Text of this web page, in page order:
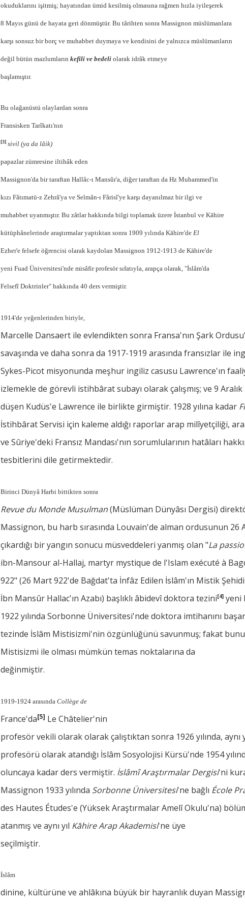
okuduklarını işitmiş; hayatından ümid kesilmiş olmasına rağmen hızla iyileşerek
8 Mayıs günü de hayata geri dönmüştür. Bu târihten sonra Massignon müslümanlara
karşı sonsuz bir borç ve muhabbet duymaya ve kendisini de yalnızca müslümanların
değil bütün mazlumların kefili ve bedeli olarak idrâk etmeye
başlamıştır.
Bu olağanüstü olaylardan sonra
Fransisken Tarîkatı'nın
[3] sivil (ya da lâik)
papazlar zümresine iltihâk eden
Massignon'da bir taraftan Hallâc-ı Mansûr'a, diğer taraftan da Hz Muhammed'in
kızı Fâtımatü-z Zehrâ'ya ve Selmân-ı Fârisî'ye karşı dayanılmaz bir ilgi ve
muhabbet uyanmıştır. Bu zâtlar hakkında bilgi toplamak üzere İstanbul ve Kāhire
kütüphânelerinde araştırmalar yaptıktan sonra 1909 yılında Kāhire'de El
Ezher'e felsefe öğrencisi olarak kaydolan Massignon 1912-1913 de Kāhire'de
yeni Fuad Üniversitesi'nde misâfir profesör sıfatıyla, arapça olarak, "İslâm'da
Felsefî Doktrinler" hakkında 40 ders vermiştir.
1914'de yeğenlerinden biriyle,
Marcelle Dansaert ile evlendikten sonra Fransa'nın Şark
savaşında ve daha sonra da 1917-1919 arasında fransızlar ile
Sykes-Picot misyonunda meşhur ingiliz casusu Lawrence'ın
izlemekle de görevli istihbârat subayı olarak çalışmış; ve 9
düşen Kudüs'e Lawrence ile birlikte girmiştir. 1928 yılına kadar
İstihbârat Servisi için kaleme aldığı raporlar arap milîyetçiliği,
ve Sûriye'deki Fransız Mandası'nın sorumlularının hatâları
tesbitlerini dile getirmektedir.
Birinci Dünyâ Harbi bittikten sonra
Revue du Monde Musulman(Müslüman Dünyâsı Dergisi)
Massignon, bu harb sırasında Louvain'de alman ordusunun 26
çıkardığı bir yangın sonucu müsveddeleri yanmış olan "La
ibn-Mansour al-Hallaj, martyr mystique de l'Islam exécuté à
922" (26 Mart 922'de Bağdat'ta İnfâz Edilen İslâm'ın Mistik
İbn Mansûr Hallac'ın Azabı) başlıklı âbidevî doktora tezini[4] yeni
1922 yılında Sorbonne Üniversitesi'nde doktora imtihanını
tezinde İslâm Mistisizmi'nin özgünlüğünü savunmuş; fakat
Mistisizmi ile olması mümkün temas noktalarına da
değinmiştir.
1919-1924 arasında Collège de
France'da[5] Le Châtelier'nin
profesör vekili olarak olarak çalıştıktan sonra 1926 yılında,
profesörü olarak atandığı İslâm Sosyolojisi Kürsü'nde 1954
oluncaya kadar ders vermiştir. İslâmî Araştırmalar Dergisi'ni
Massignon 1933 yılında Sorbonne Üniversitesi'ne bağlı École
des Hautes Études'e (Yüksek Araştırmalar Amelî Okulu'na)
atanmış ve aynı yıl Kāhire Arap Akademisi'ne üye
seçilmiştir.
İslâm
dinine, kültürüne ve ahlâkına büyük bir hayranlık duyan